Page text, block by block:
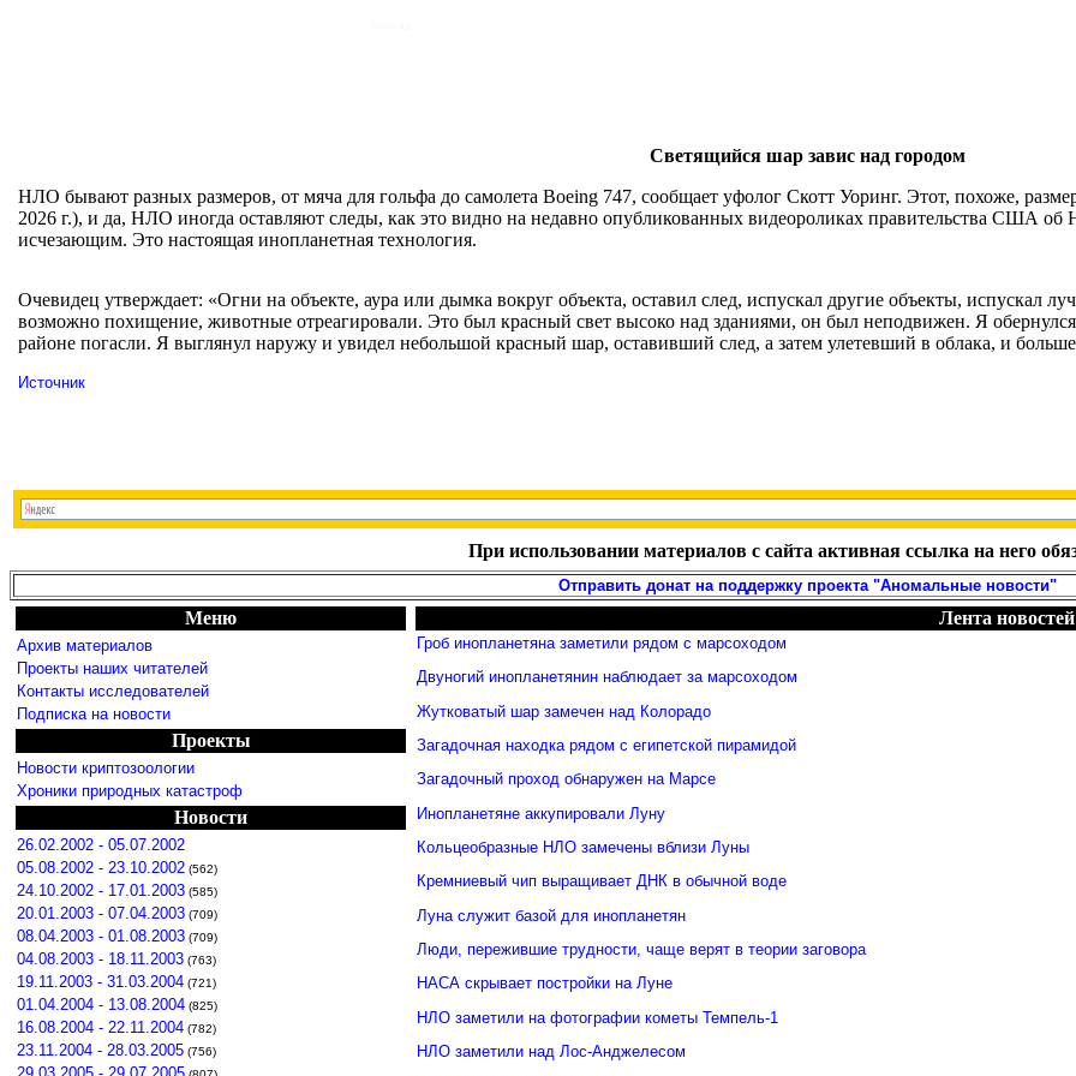
Светящийся шар завис над городом
НЛО бывают разных размеров, от мяча для гольфа до самолета Boeing 747, сообщает уфолог Скотт Уоринг. Этот, похоже,
2026 г.), и да, НЛО иногда оставляют следы, как это видно на недавно опубликованных видеороликах правительства США
исчезающим. Это настоящая инопланетная технология.
Очевидец утверждает: «Огни на объекте, аура или дымка вокруг объекта, оставил след, испускал другие объекты, испускал
возможно похищение, животные отреагировали. Это был красный свет высоко над зданиями, он был неподвижен. Я
районе погасли. Я выглянул наружу и увидел небольшой красный шар, оставивший след, а затем улетевший в облака, и
Источник
При использовании материалов с сайта активная ссылка на него
Отправить донат на поддержку проекта "Аномальные новости"
Меню
Архив материалов
Проекты наших читателей
Контакты исследователей
Подписка на новости
Проекты
Новости криптозоологии
Хроники природных катастроф
Новости
26.02.2002 - 05.07.2002
05.08.2002 - 23.10.2002 (562)
24.10.2002 - 17.01.2003 (585)
20.01.2003 - 07.04.2003 (709)
08.04.2003 - 01.08.2003 (709)
04.08.2003 - 18.11.2003 (763)
19.11.2003 - 31.03.2004 (721)
01.04.2004 - 13.08.2004 (825)
16.08.2004 - 22.11.2004 (782)
23.11.2004 - 28.03.2005 (756)
Лента новостей
Гроб инопланетяна заметили рядом с марсоходом
Двуногий инопланетянин наблюдает за марсоходом
Жутковатый шар замечен над Колорадо
Загадочная находка рядом с египетской пирамидой
Загадочный проход обнаружен на Марсе
Инопланетяне аккупировали Луну
Кольцеобразные НЛО замечены вблизи Луны
Кремниевый чип выращивает ДНК в обычной воде
Луна служит базой для инопланетян
Люди, пережившие трудности, чаще верят в теории заговора
НАСА скрывает постройки на Луне
НЛО заметили на фотографии кометы Темпель-1
НЛО заметили над Лос-Анджелесом